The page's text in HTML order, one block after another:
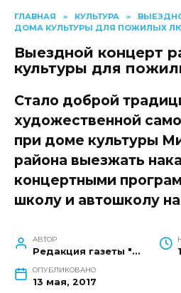
ГЛАВНАЯ » КУЛЬТУРА »
ДОМА КУЛЬТУРЫ ДЛЯ ПОЖИЛЫХ
Выездной концерт
культуры для
Стало доброй
художественной
при доме культуры
района выезжать
концертными
школу и автошколу
АВТОР
Редакция газеты "Наш край"
ОПУБЛИКОВАНО
13 мая, 2017